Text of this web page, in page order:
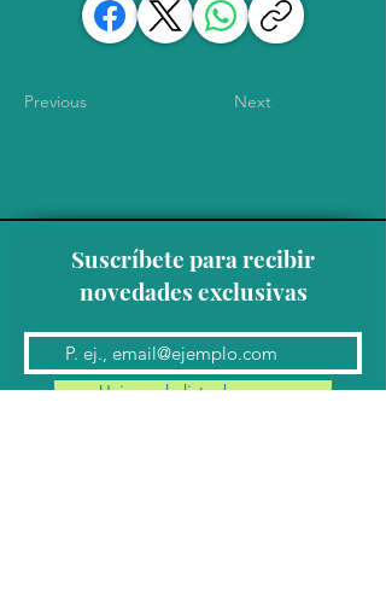
Previous Next
Suscríbete para recibir
novedades exclusivas
Unirse a la lista de correo